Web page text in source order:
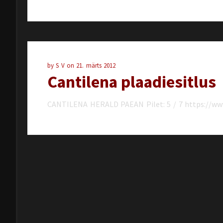
byS V on 21. märts 2012
Cantilena plaadiesitlus
CANTILENA HERALD PAEAN Pilet: 5 / 7 https://